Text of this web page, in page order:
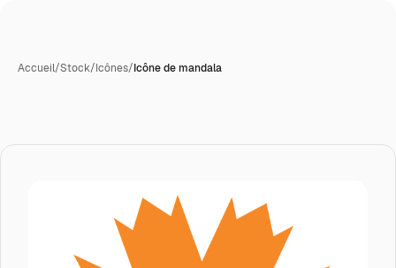
Accueil/Stock/Icônes/Icône de mandala